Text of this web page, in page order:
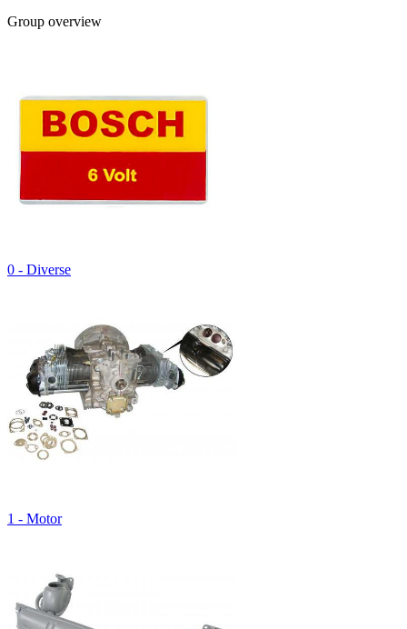
Group overview
0 - Diverse
1 - Motor